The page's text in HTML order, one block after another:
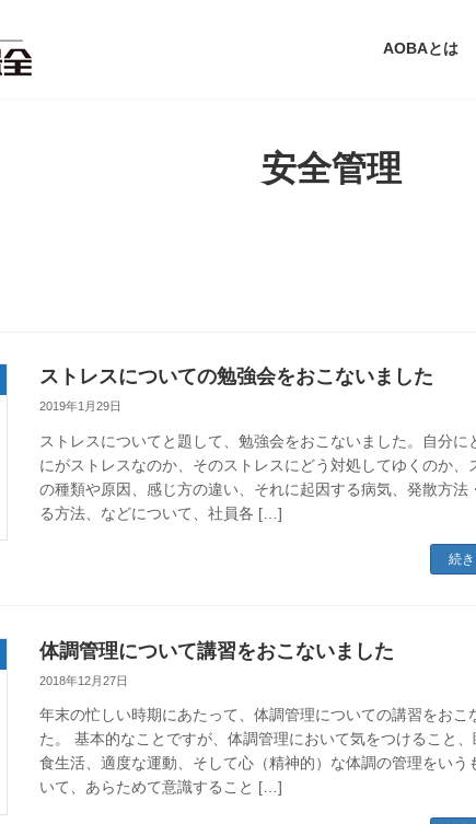
AOBAとは
安全管理
ストレスについての勉強会をおこないました
2019年1月29日
ストレスについてと題して、勉強会をおこないました。自分に
にがストレスなのか、そのストレスにどう対処してゆくのか、
の種類や原因、感じ方の違い、それに起因する病気、発散方法
る方法、などについて、社員各 […]
続
体調管理について講習をおこないました
2018年12月27日
年末の忙しい時期にあたって、体調管理についての講習をおこ
た。 基本的なことですが、体調管理において気をつけること、
食生活、適度な運動、そして心（精神的）な体調の管理をいう
いて、あらためて意識すること […]